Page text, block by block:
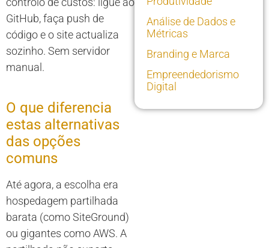
GitHub, faça push de
código e o site actualiza
sozinho. Sem servidor
manual.
O que diferencia
estas alternativas
das opções
comuns
Até agora, a escolha era
hospedagem partilhada
barata (como SiteGround)
ou gigantes como AWS. A
Análise de Dados e
Métricas
Branding e Marca
Empreendedorismo
Digital